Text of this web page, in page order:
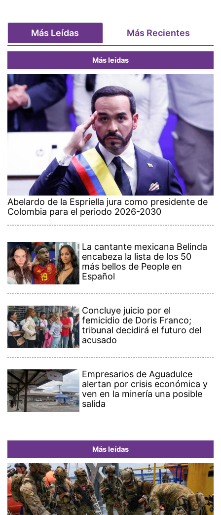
Más Leídas Más Recientes
Más leídas
Abelardo de la Espriella jura como presidente de
Colombia para el periodo 2026-2030
La cantante mexicana Belinda
encabeza la lista de los 50
más bellos de People en
Español
Concluye juicio por el
femicidio de Doris Franco;
tribunal decidirá el futuro del
acusado
Empresarios de Aguadulce
alertan por crisis económica y
ven en la minería una posible
salida
Más leídas